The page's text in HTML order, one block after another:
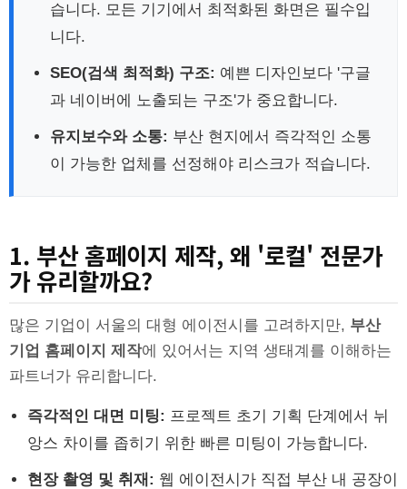
습니다. 모든 기기에서 최적화된 화면은 필수입
니다.
SEO(검색 최적화) 구조: 예쁜 디자인보다 '구글
과 네이버에 노출되는 구조'가 중요합니다.
유지보수와 소통: 부산 현지에서 즉각적인 소통
이 가능한 업체를 선정해야 리스크가 적습니다.
1. 부산 홈페이지 제작, 왜 '로컬' 전문가
가 유리할까요?
많은 기업이 서울의 대형 에이전시를 고려하지만, 부산
기업 홈페이지 제작에 있어서는 지역 생태계를 이해하는
파트너가 유리합니다.
즉각적인 대면 미팅: 프로젝트 초기 기획 단계에서 뉘
앙스 차이를 좁히기 위한 빠른 미팅이 가능합니다.
현장 촬영 및 취재: 웹 에이전시가 직접 부산 내 공장이